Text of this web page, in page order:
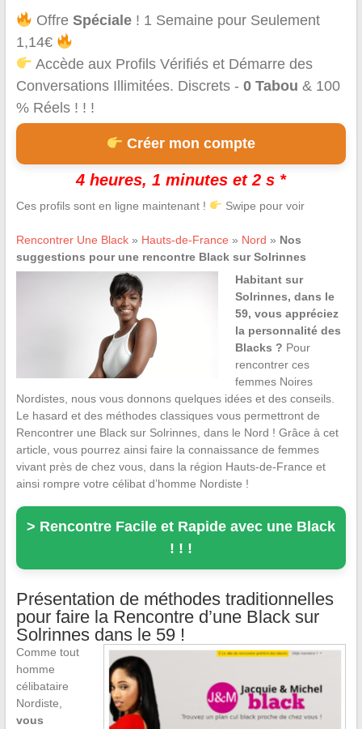
OffreSpéciale ! 1 Semaine pour Seulement
1,14€
Accède aux Profils Vérifiés et Démarre des
Conversations Illimitées. Discrets - 0 Tabou & 100
% Réels ! ! !
Créer mon compte
4 heures, 1 minutes et 2 s *
Ces profils sont en ligne maintenant ! Swipe pour voir
Rencontrer Une Black» Hauts-de-France » Nord » Nos
suggestions pour une rencontre Black sur Solrinnes
Habitant sur
Solrinnes, dans le
59, vous appréciez
la personnalité des
Blacks ? Pour
rencontrer ces
femmes Noires
Nordistes, nous vous donnons quelques idées et des conseils.
Le hasard et des méthodes classiques vous permettront de
Rencontrer une Black sur Solrinnes, dans le Nord ! Grâce à cet
article, vous pourrez ainsi faire la connaissance de femmes
vivant près de chez vous, dans la région Hauts-de-France et
ainsi rompre votre célibat d’homme Nordiste !
> Rencontre Facile et Rapide avec une Black
! ! !
Présentation de méthodes traditionnelles
pour faire la Rencontre d’une Black sur
Solrinnes dans le 59 !
Comme tout
homme
célibataire
Nordiste,
vous